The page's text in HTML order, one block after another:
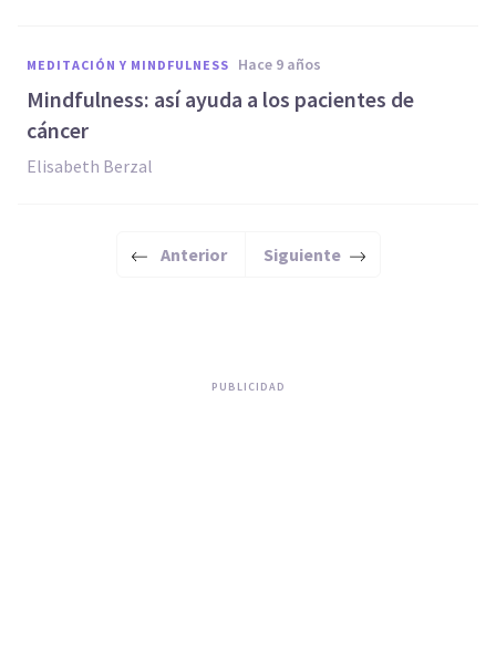
MEDITACIÓN Y MINDFULNESS hace 9 años
​Mindfulness: así ayuda a los pacientes de
cáncer
Elisabeth Berzal
Anterior Siguiente
PUBLICIDAD